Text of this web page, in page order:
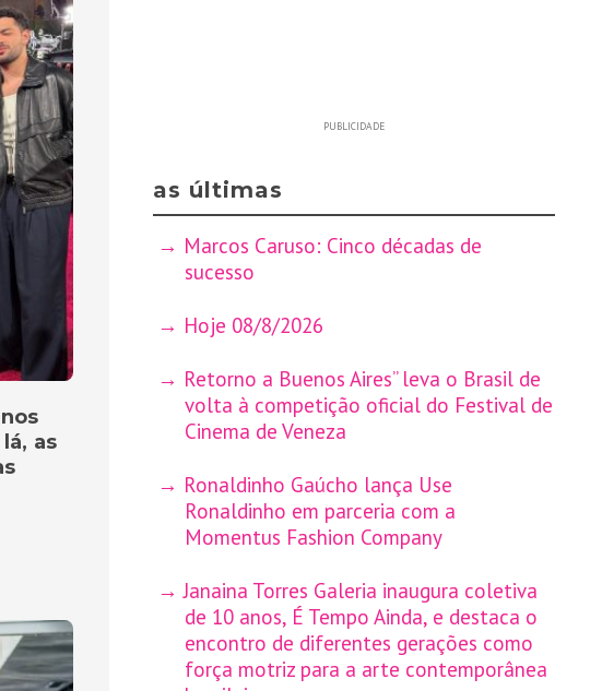
as
PUBLICIDADE
as últimas
Marcos Caruso: Cinco décadas de
sucesso
Hoje 08/8/2026
Retorno a Buenos Aires” leva o Brasil de
volta à competição oficial do Festival de
Cinema de Veneza
Ronaldinho Gaúcho lança Use
Ronaldinho em parceria com a
Momentus Fashion Company
Janaina Torres Galeria inaugura coletiva
de 10 anos, É Tempo Ainda, e destaca o
encontro de diferentes gerações como
força motriz para a arte contemporânea